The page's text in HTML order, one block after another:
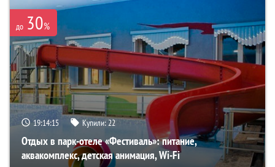
до 30%
19:14:14 Купили:22
Отдых в парк-отеле «Фестиваль»: питание,
аквакомплекс, детская анимация, Wi-Fi